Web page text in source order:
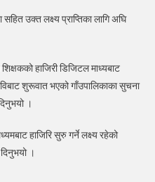
उक्त लक्ष्य प्राप्तिका लागि अघि
हाजिरी डिजिटल माध्यबाट
शुरूवात भएको गाँउपालिकाका सुचना
।
हाजिरि सुरु गर्ने लक्ष्य रहेको
।